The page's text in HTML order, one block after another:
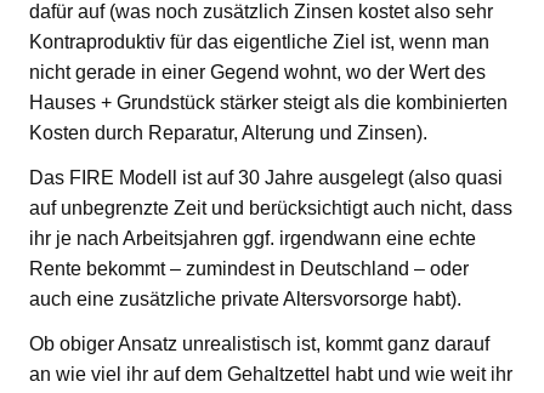
dafür auf (was noch zusätzlich Zinsen kostet also sehr
Kontraproduktiv für das eigentliche Ziel ist, wenn man
nicht gerade in einer Gegend wohnt, wo der Wert des
Hauses + Grundstück stärker steigt als die kombinierten
Kosten durch Reparatur, Alterung und Zinsen).
Das FIRE Modell ist auf 30 Jahre ausgelegt (also quasi
auf unbegrenzte Zeit und berücksichtigt auch nicht, dass
ihr je nach Arbeitsjahren ggf. irgendwann eine echte
Rente bekommt – zumindest in Deutschland – oder
auch eine zusätzliche private Altersvorsorge habt).
Ob obiger Ansatz unrealistisch ist, kommt ganz darauf
an wie viel ihr auf dem Gehaltzettel habt und wie weit ihr